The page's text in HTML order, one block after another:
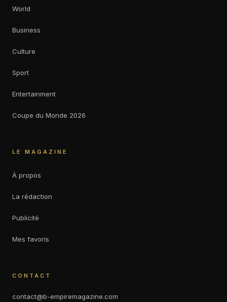
World
Business
Culture
Sport
Entertainment
Coupe du Monde 2026
LE MAGAZINE
À propos
La rédaction
Publicité
Mes favoris
CONTACT
contact@b-empiremagazine.com